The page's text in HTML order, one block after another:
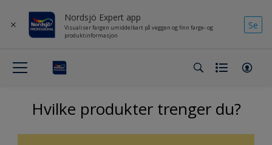
Nordsjö Expert app
Visualiser fargen umiddelbart på veggen og finn farge- og
produktinformasjon
Se
Hvilke produkter trenger du?